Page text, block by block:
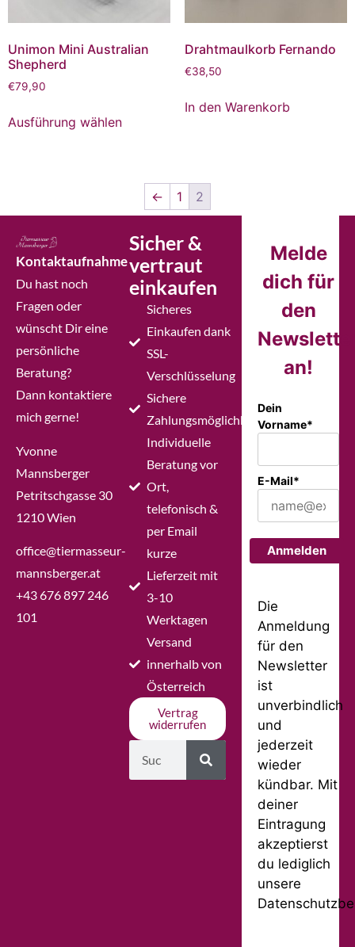
Unimon Mini Australian
Shepherd
€79,90
Ausführung wählen
Drahtmaulkorb Fernando
€38,50
In den Warenkorb
← 1 2
Kontaktaufnahme
Du hast noch
Fragen oder
wünscht Dir eine
persönliche
Beratung?
Dann kontaktiere
mich gerne!
Yvonne
Mannsberger
Petritschgasse 30
1210 Wien
office@tiermasseur-
mannsberger.at
+43 676 897 246
101
Sicher &
vertraut
einkaufen
Sicheres
Einkaufen dank
SSL-
Verschlüsselung
Sichere
Zahlungsmöglichkeiten
Individuelle
Beratung vor
Ort,
telefonisch &
per Email
kurze
Lieferzeit mit
3-10
Werktagen
Versand
innerhalb von
Österreich
Vertrag
widerrufen
Melde
dich für
den
an!
Dein
Vorname*
E-Mail*
Anmelden
Die
Anmeldung
für den
Newsletter
ist
unverbindlich
und
jederzeit
wieder
kündbar. Mit
deiner
Eintragung
akzeptierst
du lediglich
unsere